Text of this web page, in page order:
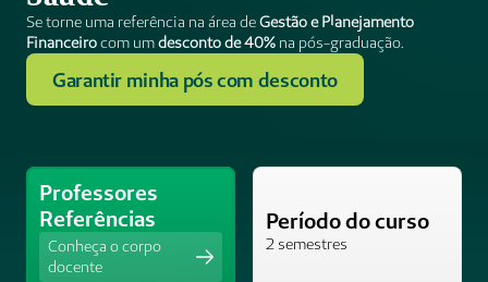
Se torne uma referência na área de Gestão e Planejamento
Financeiro com um desconto de 40% na pós-graduação.
Garantir minha pós com desconto
Professores
Referências
Conheça o corpo
docente
Período do curso
2 semestres